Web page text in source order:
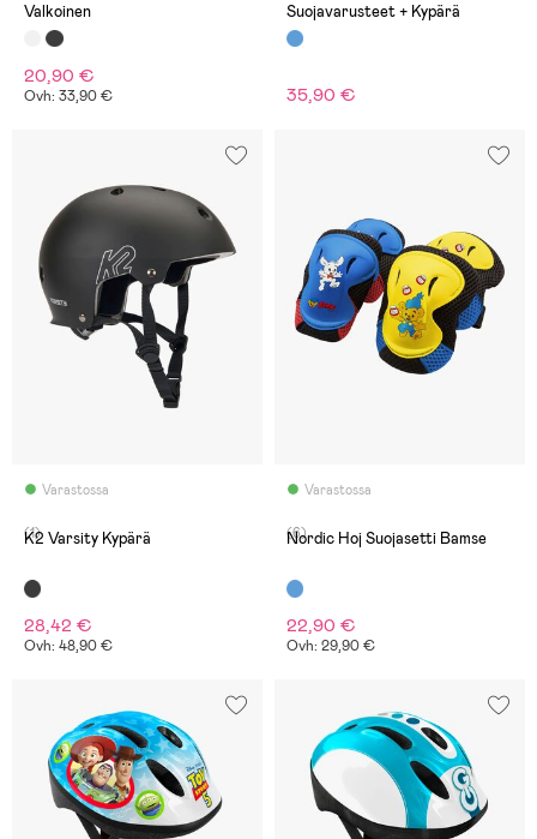
Valkoinen
20,90 €
Ovh: 33,90 €
Suojavarusteet + Kypärä
35,90 €
Varastossa
(1)
K2 Varsity Kypärä
28,42 €
Ovh: 48,90 €
Varastossa
(6)
Nordic Hoj Suojasetti Bamse
22,90 €
Ovh: 29,90 €